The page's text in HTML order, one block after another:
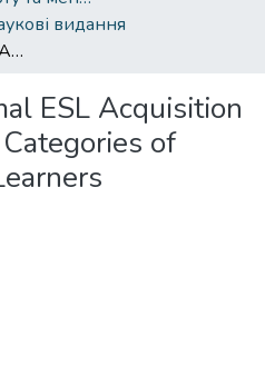
видання
Nonformal/Informal ESL Acquisition by Different Age Categories of Ukrainian Adult Learners
ESL Acquisition
of